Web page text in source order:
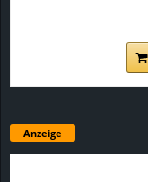
Anzeige